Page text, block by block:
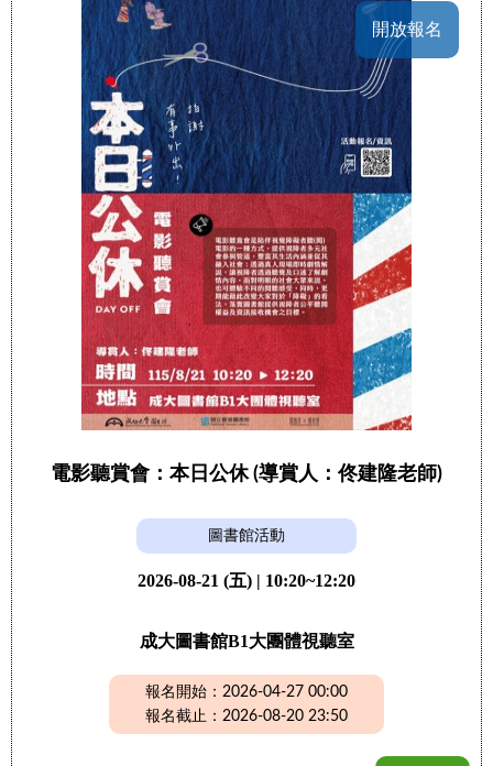
開放報名
電影聽賞會：本日公休 (導賞人：佟建隆老師)
圖書館活動
2026-08-21 (五) | 10:20~12:20
成大圖書館B1大團體視聽室
報名開始：2026-04-27 00:00
報名截止：2026-08-20 23:50